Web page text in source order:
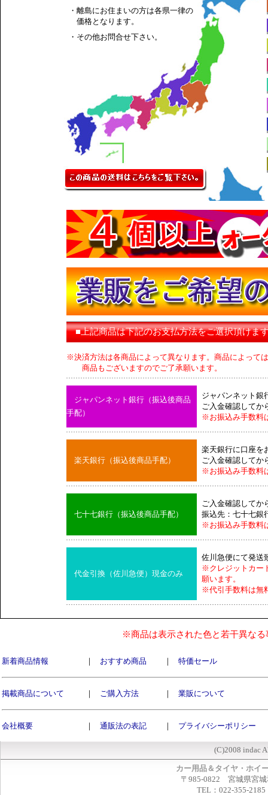
・離島にお住まいの方は各県一律の
価格となります。
・その他お問合せ下さい。
■上記商品は下記のお支払方法をご選択頂けま
※決済方法は各商品によって異なります。商品によって
商品もございますのでご了承願います。
ジャパンネット銀行（振込後商品
手配）
ジャパンネット銀
ご入金確認してか
※お振込み手数料
楽天銀行（振込後商品手配）
楽天銀行に口座を
ご入金確認してか
※お振込み手数料
七十七銀行（振込後商品手配）
ご入金確認してか
振込先：七十七銀
※お振込み手数料
代金引換（佐川急便）現金のみ
佐川急便にて発送
※クレジットカー
願います。
※代引手数料は無
※商品は表示された色と若干異な
新着商品情報 ｜ おすすめ商品 ｜ 特価セール
掲載商品について ｜ ご購入方法 ｜ 業販について
会社概要 ｜ 通販法の表記 ｜ プライバシーポリシー
(C)2008 indac
カー用品＆タイヤ・ホイ
〒985-0822 宮城県宮城
TEL：022-355-